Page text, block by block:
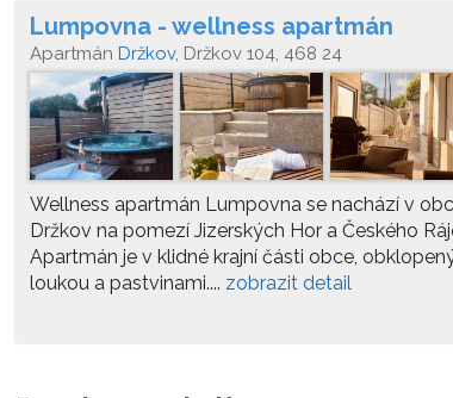
Lumpovna - wellness apartmán
Apartmán Držkov, Držkov 104, 468 24
Wellness apartmán Lumpovna se nachází v
Držkov na pomezí Jizerských Hor a Českého
Apartmán je v klidné krajní části obce,
loukou a pastvinami.... zobrazit detail